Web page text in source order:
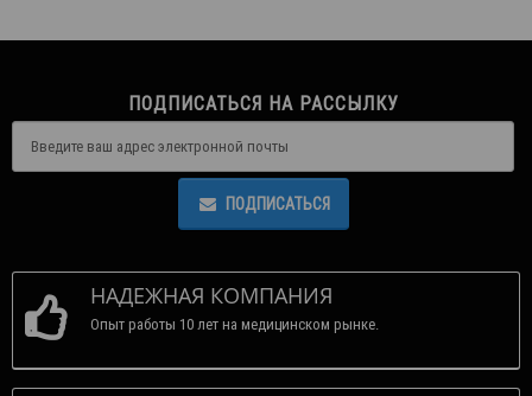
ПОДПИСАТЬСЯ НА РАССЫЛКУ
ПОДПИСАТЬСЯ
НАДЕЖНАЯ КОМПАНИЯ
Опыт работы 10 лет на медицинском рынке.